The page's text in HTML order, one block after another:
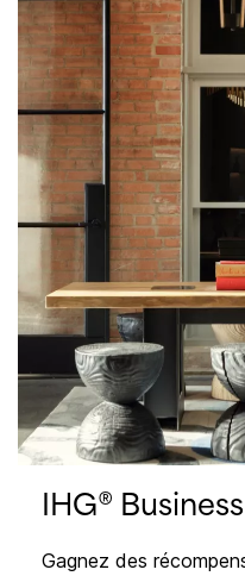
IHG®
Gagnez des